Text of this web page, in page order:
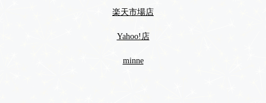
楽天市場店
Yahoo!店
minne